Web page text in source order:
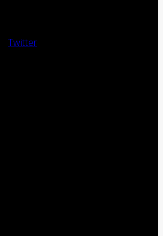
Twitter